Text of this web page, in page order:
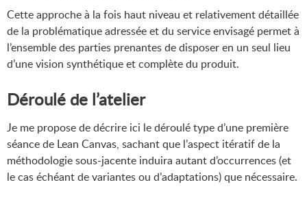
Cette approche à la fois haut niveau et relativement détaillée
de la problématique adressée et du service envisagé permet à
l’ensemble des parties prenantes de disposer en un seul lieu
d’une vision synthétique et complète du produit.
Déroulé de l’atelier
Je me propose de décrire ici le déroulé type d’une première
séance de Lean Canvas, sachant que l’aspect itératif de la
méthodologie sous-jacente induira autant d’occurrences (et
le cas échéant de variantes ou d’adaptations) que nécessaire.